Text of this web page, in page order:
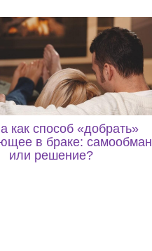
как способ «добрать»
в браке: самообман
или решение?